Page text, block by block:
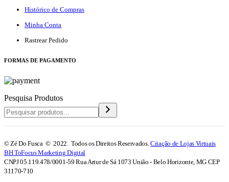
Histórico de Compras
Minha Conta
Rastrear Pedido
FORMAS DE PAGAMENTO
Pesquisa Produtos
© Zé Do Fusca © 2022. Todos os Direitos Reservados.Criação de Lojas Virtuais
BH ToFocus Marketing Digital
CNPJ 05.119.478/0001-59 Rua Artur de Sá 1073 União - Belo Horizonte, MG CEP
31170-710